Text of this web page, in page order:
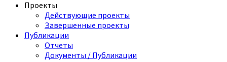
Проекты
Действующие проекты
Завершенные проекты
Публикации
Отчеты
Документы / Публикации